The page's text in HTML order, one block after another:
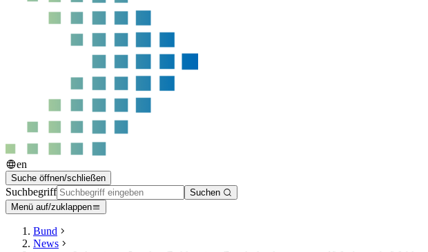
en
Suche öffnen/schließen
Suchbegriff
Suchen
Menü auf/zuklappen
Bund
News